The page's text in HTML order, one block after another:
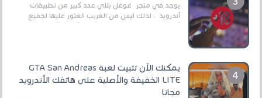
يوجد في متجر غوغل بلاي عدد كبير من تطبيقات
أندرويد ، لذلك ليس من الغريب العثور عليها لجميع
يمكنك الآن تثبيت لعبة GTA San Andreas
LITE الخفيفة والأصلية على هاتفك الأندرويد
مجانا